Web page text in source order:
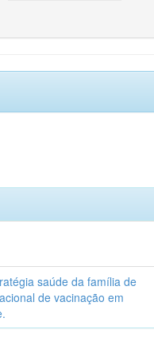
saúde da família de
de vacinação em